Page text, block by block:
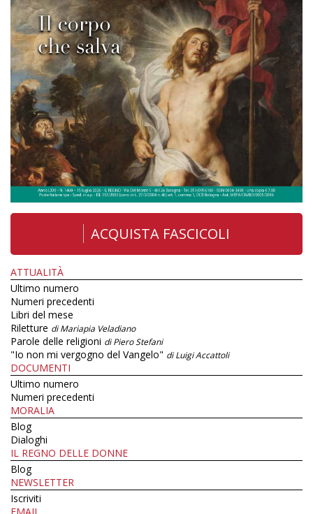
ACQUISTA FASCICOLI
ATTUALITÀ
Ultimo numero
Numeri precedenti
Libri del mese
Riletture di Mariapia Veladiano
Parole delle religioni di Piero Stefani
"Io non mi vergogno del Vangelo" di Luigi Accattoli
DOCUMENTI
Ultimo numero
Numeri precedenti
MORALIA
Blog
Dialoghi
IL REGNO DELLE DONNE
Blog
NEWSLETTER
Iscriviti